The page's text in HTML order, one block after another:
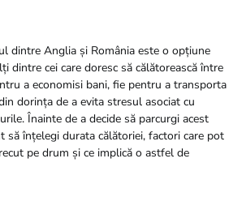
dintre Anglia și România este o opțiune
dintre cei care doresc să călătorească între
a economisi bani, fie pentru a transporta
dorința de a evita stresul asociat cu
Înainte de a decide să parcurgi acest
să înțelegi durata călătoriei, factori care pot
pe drum și ce implică o astfel de